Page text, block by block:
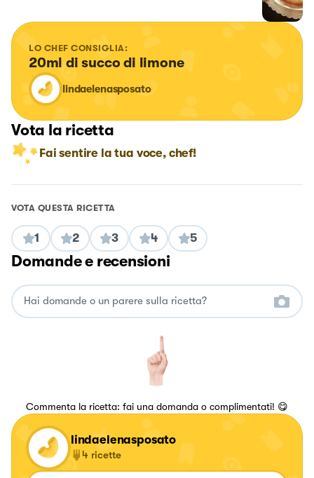
LO CHEF CONSIGLIA:
20ml di succo di limone
lindaelenasposato
Vota la ricetta
Fai sentire la tua voce, chef!
VOTA QUESTA RICETTA
1 2 3 4 5
Domande e recensioni
Commenta la ricetta: fai una domanda o complimentati! 😋
lindaelenasposato
4 ricette